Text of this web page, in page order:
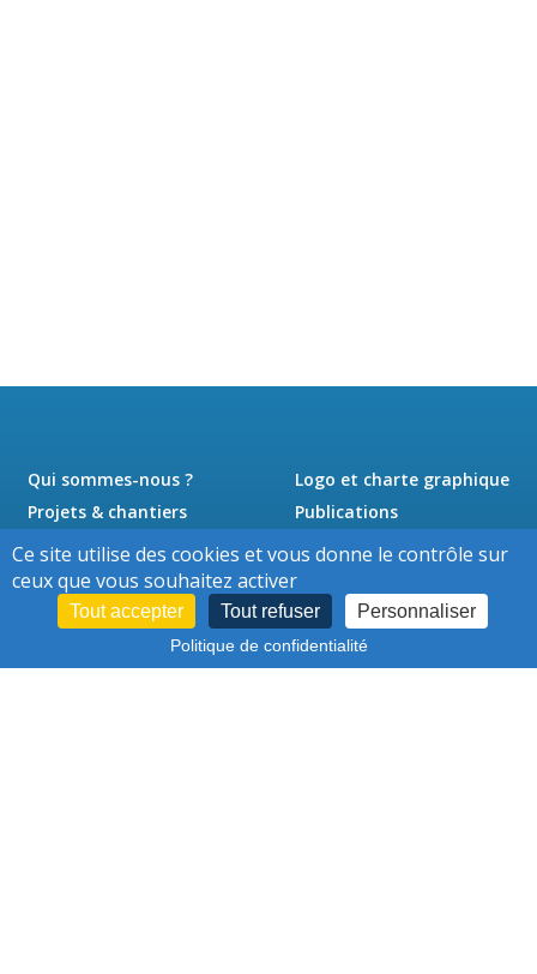
Qui sommes-nous ?
Projets & chantiers
Actualités
Jobs
Logo et charte graphique
Publications
Presse
Contact
Ce site utilise des cookies et vous donne le contrôle sur
ceux que vous souhaitez activer
Tout accepter Tout refuser Personnaliser
Politique de confidentialité